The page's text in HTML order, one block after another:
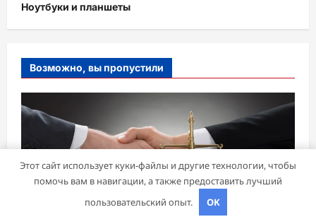
Ноутбуки и планшеты
Возможно, вы пропустили
Этот сайт использует куки-файлы и другие технологии, чтобы
помочь вам в навигации, а также предоставить лучший
пользовательский опыт.
OK